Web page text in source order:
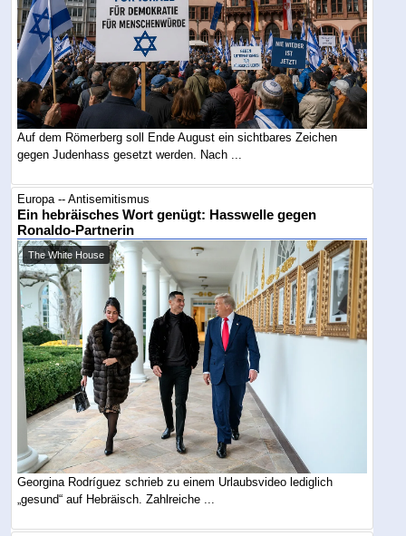
Auf dem Römerberg soll Ende August ein sichtbares Zeichen
gegen Judenhass gesetzt werden. Nach ...
Europa -- Antisemitismus
Ein hebräisches Wort genügt: Hasswelle gegen
Ronaldo-Partnerin
The White House
Georgina Rodríguez schrieb zu einem Urlaubsvideo lediglich
„gesund“ auf Hebräisch. Zahlreiche ...